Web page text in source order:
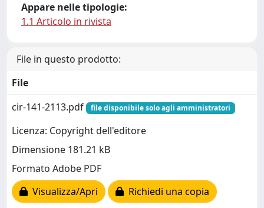
Appare nelle tipologie:
1.1 Articolo in rivista
File in questo prodotto:
File
cir-141-2113.pdf
file disponibile solo agli amministratori
Licenza: Copyright dell'editore
Dimensione 181.21 kB
Formato Adobe PDF
Visualizza/Apri
Richiedi una copia